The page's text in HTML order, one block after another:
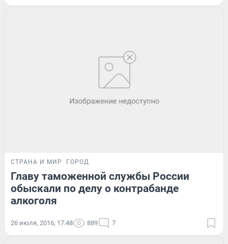
СТРАНА И МИР ГОРОД
Главу таможенной службы России
обыскали по делу о контрабанде
алкоголя
26 июля, 2016, 17:48 889 7